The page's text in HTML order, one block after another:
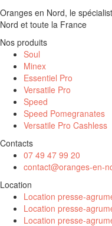
Oranges en Nord, le
Nord et toute la France
Nos produits
Soul
Minex
Essentiel Pro
Versatile Pro
Speed
Speed Pomegranates
Versatile Pro Cashless
Contacts
07 49 47 99 20
contact@oranges-en-
Location
Location presse-
Location presse-
Location presse-